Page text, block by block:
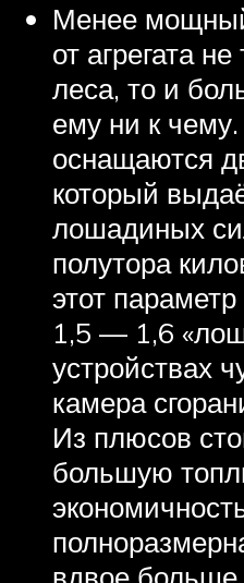
Менее
от агрегата
леса, то и
ему ни к
оснащаются
который
лошадиных
полутора
этот
1,5 — 1,6
устройствах
камера
Из плюсов
большую